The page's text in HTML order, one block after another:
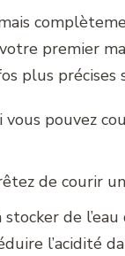
premier
plus
vous pouvez
de courir
stocker de
l’acidité